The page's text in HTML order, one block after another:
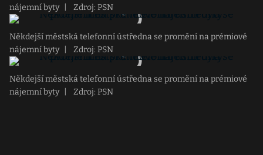
nájemní byty
Zdroj: PSN
Někdejší městská telefonní ústředna se promění na prémiové
nájemní byty
Zdroj: PSN
Někdejší městská telefonní ústředna se promění na prémiové
nájemní byty
Zdroj: PSN